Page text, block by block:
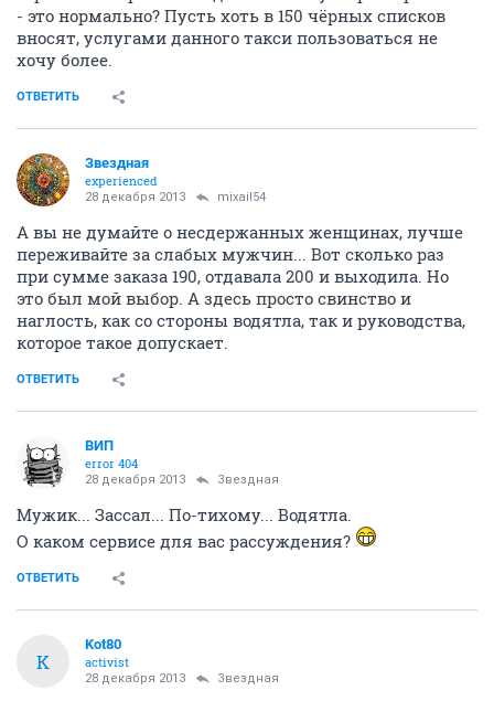
- это нормально? Пусть хоть в 150 чёрных списков
вносят, услугами данного такси пользоваться не
хочу более.
ОТВЕТИТЬ
Звездная
experienced
28 декабря 2013 mixail54
А вы не думайте о несдержанных женщинах, лучше
переживайте за слабых мужчин... Вот сколько раз
при сумме заказа 190, отдавала 200 и выходила. Но
это был мой выбор. А здесь просто свинство и
наглость, как со стороны водятла, так и руководства,
которое такое допускает.
ОТВЕТИТЬ
ВИП
error 404
28 декабря 2013 Звездная
Мужик... Зассал... По-тихому... Водятла.
О каком сервисе для вас рассуждения?
ОТВЕТИТЬ
K
Kot80
activist
28 декабря 2013 Звездная